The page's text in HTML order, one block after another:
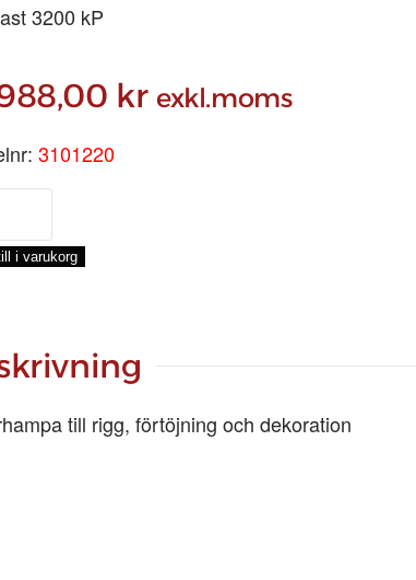
3200 kP
kr exkl.moms
3101220
i varukorg
till rigg, förtöjning och dekoration